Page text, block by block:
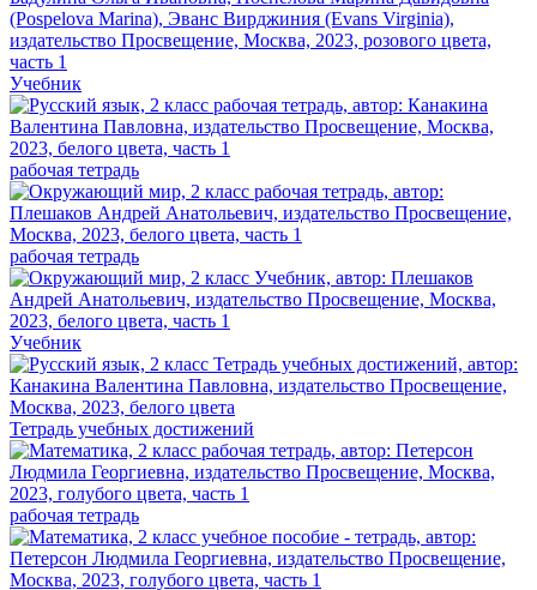
Учебник
рабочая тетрадь
рабочая тетрадь
Учебник
Тетрадь учебных достижений
рабочая тетрадь